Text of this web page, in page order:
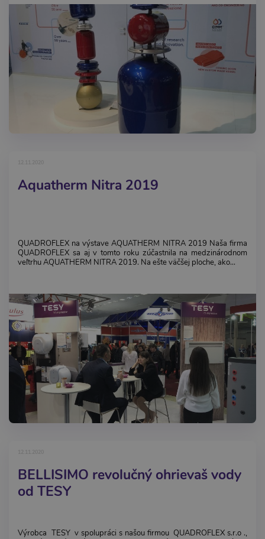
Aquatherm Nitra 2019
QUADROFLEX na výstave AQUATHERM NITRA 2019 Naša firma
QUADROFLEX sa aj v tomto roku zúčastnila na medzinárodnom
veľtrhu AQUATHERM NITRA 2019. Na ešte väčšej ploche, ako...
BELLISIMO revolučný ohrievaš vody
od TESY
Výrobca TESY v spolupráci s našou firmou QUADROFLEX s.r.o .,